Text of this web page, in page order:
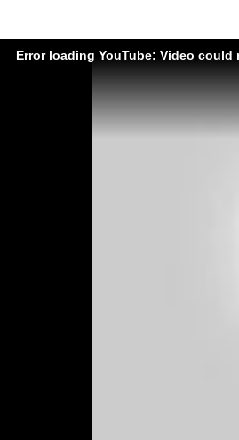
Error loading YouTube: Video could